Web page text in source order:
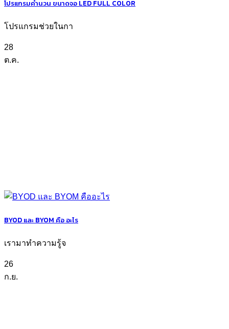
โปรแกรมคำนวน ขนาดจอ LED FULL COLOR
โปรแกรมช่วยในกา
28
ต.ค.
BYOD และ BYOM คือ อะไร
เรามาทำความรู้จ
26
ก.ย.